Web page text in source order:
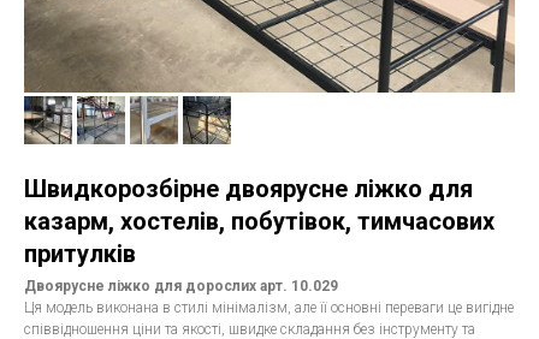
Швидкорозбірне двоярусне ліжко для
казарм, хостелів, побутівок, тимчасових
притулків
Двоярусне ліжко для дорослих арт. 10.029
Ця модель виконана в стилі мінімалізм, але її основні переваги це вигідне
співвідношення ціни та якості, швидке складання без інструменту та